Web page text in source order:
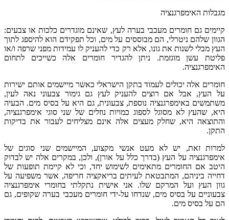
מגבלות האימפרגנציה
קיימים גם חומרים מעכבי בערה לעץ, שאינם מוגדרים כלכות או צבעים:
הגוון שלהם ניטרלי, הם מבוססים על מים, וכל תפקידם הוא להיספג לתוך
העץ מבלי לשנות את גונו, אלא רק כדי להעניק לו עמידות מפני שרפה ו/או
פליטת עשן מוגזמת. ניתן להגדיר חומרים אלה כשייכים לתחום
האימפרגנציה.
חומרים אלה יכולים לעמוד בתקן הישראלי כאשר מיישמים אותם ישירות
על העץ, אבל אם רוצים להעניק לעץ גם גימור צבעוני נאה לעין,
משתמשים באימפרגנציה נוספת, צבעונית, גם היא על בסיס מים. הבעיה
היא, שהעץ לא מסוגל לספוג כמויות נוזלים של שני סוגי אימפרגנציה,
והתוצאה היא, שחלק מעצים אלה אינם מצליחים לעבור את בדיקות
התקן.
למרות זאת, יש לא מעט אנשי מקצוע, המיישמים שני סוגים של
אימפרגנציה על העץ (בדרך כלל על אורן), ולכן, במקרים אלה יש לבדוק
היטב אם החומרים מתאימים לשימוש יחד, וכי לא קיימת תופעות של
דחייה ביניהם, המתבטאת לעיתים בריאקציה חריפה, אשר משפיעה על
גוון העץ ועל המרקם שלו. אני אישית נתקלתי בחומרי אימפרגנציה
צבעוניים על בסיס מים, שנדחו על-ידי חומרים מעכבי בערה שקופים, גם
הם על בסיס מים.